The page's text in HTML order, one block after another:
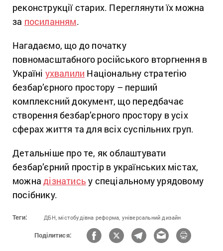
реконструкції старих. Переглянути їх можна
за посиланням.
Нагадаємо, що до початку
повномасштабного російського вторгнення в
Україні ухвалили Національну стратегію
безбар’єрного простору – перший
комплексний документ, що передбачає
створення безбар’єрного простору в усіх
сферах життя та для всіх суспільних груп.
Детальніше про те, як облаштувати
безбар’єрний простір в українських містах,
можнадізнатись у спеціальному урядовому
посібнику.
Теги: ДБН, містобудівна реформа, універсальний дизайн
Поділитися: